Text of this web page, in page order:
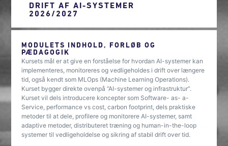
DRIFT AF AI-SYSTEMER
2026/2027
MODULETS INDHOLD, FORLØB OG
PÆDAGOGIK
Kursets mål er at give en forståelse for hvordan AI-systemer kan
implementeres, monitoreres og vedligeholdes i drift over længere
tid, også kendt som MLOps (Machine Learning Operations).
Kurset bygger direkte ovenpå ”AI-systemer og infrastruktur”.
Kurset vil dels introducere koncepter som Software- as- a-
Service, performance vs cost, carbon footprint, dels praktiske
metoder til at dele, profilere og monitorere AI-systemer, samt
adaptive metoder, distributeret træning og human-in-the-loop
systemer til vedligeholdelse og sikring af stabil drift over tid.